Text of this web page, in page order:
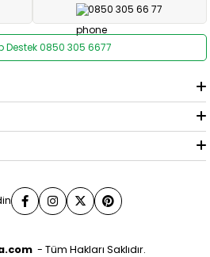
0850 305 66 77
Destek 0850 305 6677
- Tüm Hakları Saklıdır.